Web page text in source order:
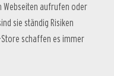
Webseiten aufrufen oder
sie ständig Risiken
schaffen es immer